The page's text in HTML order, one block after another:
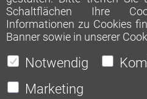
Schaltflächen Ihre
Informationen zu Cookies
Banner sowie in unserer
Notwendig
Marketing